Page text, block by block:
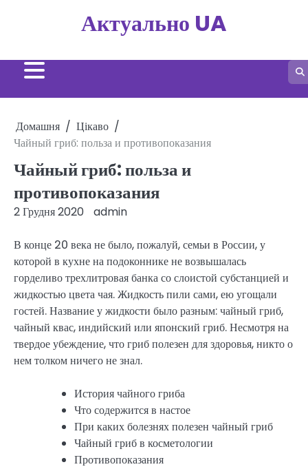
Актуально UA
Домашня
Цікаво
Чайный гриб: польза и противопоказания
Чайный гриб: польза и
противопоказания
2 Грудня 2020 admin
В конце 20 века не было, пожалуй, семьи в России, у
которой в кухне на подоконнике не возвышалась
горделиво трехлитровая банка со слоистой субстанцией и
жидкостью цвета чая. Жидкость пили сами, ею угощали
гостей. Название у жидкости было разным: чайный гриб,
чайный квас, индийский или японский гриб. Несмотря на
твердое убеждение, что гриб полезен для здоровья, никто о
нем толком ничего не знал.
История чайного гриба
Что содержится в настое
При каких болезнях полезен чайный гриб
Чайный гриб в косметологии
Противопоказания